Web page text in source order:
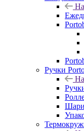
Ручки